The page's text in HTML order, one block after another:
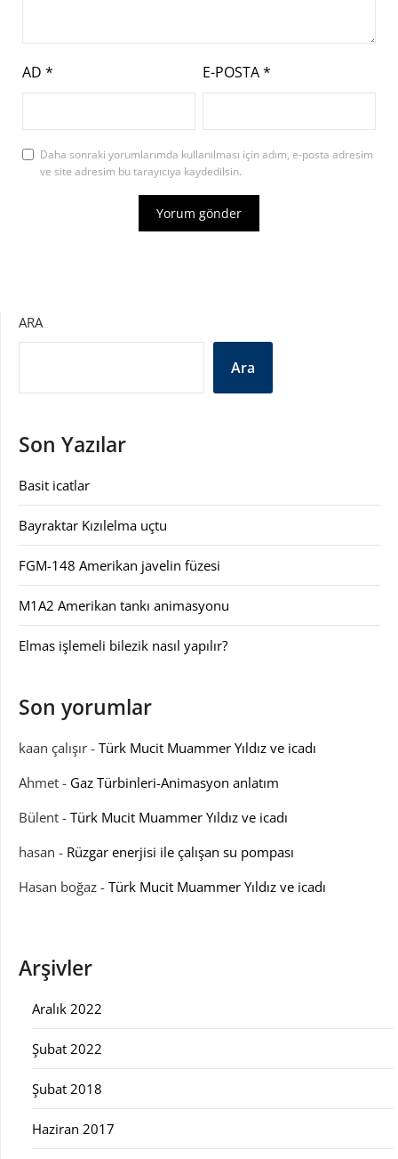
AD * E-POSTA*
Daha sonraki yorumlarımda kullanılması için adım, e-posta adresim
ve site adresim bu tarayıcıya kaydedilsin.
ARA
Ara
Son Yazılar
Basit icatlar
Bayraktar Kızılelma uçtu
FGM-148 Amerikan javelin füzesi
M1A2 Amerikan tankı animasyonu
Elmas işlemeli bilezik nasıl yapılır?
Son yorumlar
kaan çalışır - Türk Mucit Muammer Yıldız ve icadı
Ahmet - Gaz Türbinleri-Animasyon anlatım
Bülent - Türk Mucit Muammer Yıldız ve icadı
hasan - Rüzgar enerjisi ile çalışan su pompası
Hasan boğaz - Türk Mucit Muammer Yıldız ve icadı
Arşivler
Aralık 2022
Şubat 2022
Şubat 2018
Haziran 2017